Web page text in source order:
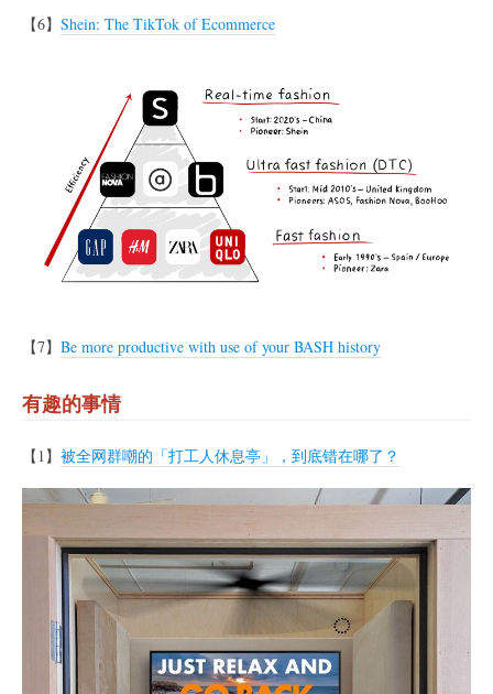
【6】 Shein: The TikTok of Ecommerce
【7】 Be more productive with use of your BASH history
有趣的事情
【1】 被全网群嘲的「打工人休息亭」，到底错在哪了？